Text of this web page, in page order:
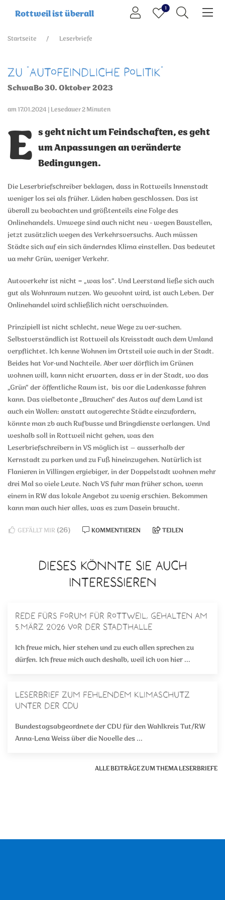
Rottweil ist überall 1
Startseite Leserbriefe
Zu "Autofeindliche Politik"
SchwaBo 30. Oktober 2023
am 17.01.2024 | Lesedauer 2 Minuten
E s geht nicht um Feindschaften, es geht
um Anpassungen an veränderte
Bedingungen.
Die Leserbriefschreiber beklagen, dass in Rottweils Innenstadt
weniger los sei als früher. Läden haben geschlossen. Das ist
überall zu beobachten und größtenteils eine Folge des
Onlinehandels. Umwege sind auch nicht neu - wegen Baustellen,
jetzt zusätzlich wegen des Verkehrsversuchs. Auch müssen
Städte sich auf ein sich änderndes Klima einstellen. Das bedeutet
ua mehr Grün, weniger Verkehr.
Autoverkehr ist nicht = „was los“. Und Leerstand ließe sich auch
gut als Wohnraum nutzen. Wo gewohnt wird, ist auch Leben. Der
Onlinehandel wird schließlich nicht verschwinden.
Prinzipiell ist nicht schlecht, neue Wege zu ver-suchen.
Selbstverständlich ist Rottweil als Kreisstadt auch dem Umland
verpflichtet. Ich kenne Wohnen im Ortsteil wie auch in der Stadt.
Beides hat Vor-und Nachteile. Aber wer dörflich im Grünen
wohnen will, kann nicht erwarten, dass er in der Stadt, wo das
„Grün“ der öffentliche Raum ist, bis vor die Ladenkasse fahren
kann. Das vielbetonte „Brauchen“ des Autos auf dem Land ist
auch ein Wollen: anstatt autogerechte Städte einzufordern,
könnte man zb auch Rufbusse und Bringdienste verlangen. Und
weshalb soll in Rottweil nicht gehen, was den
Leserbriefschreibern in VS möglich ist – ausserhalb der
Kernstadt zu parken und zu Fuß hineinzugehen. Natürlich ist
Flanieren in Villingen ergiebiger, in der Doppelstadt wohnen mehr
drei Mal so viele Leute. Nach VS fuhr man früher schon, wenn
einem in RW das lokale Angebot zu wenig erschien. Bekommen
kann man auch hier alles, was es zum Dasein braucht.
GEFÄLLT MIR (26) KOMMENTIEREN TEILEN
DIESES KÖNNTE SIE AUCH
INTERESSIEREN
Rede fürs Forum für Rottweil, gehalten am
5.März 2026 vor der Stadthalle
Ich freue mich, hier stehen und zu euch allen sprechen zu
dürfen. Ich freue mich auch deshalb, weil ich von hier ...
Leserbrief zum fehlendem Klimaschutz
unter der CDU
Bundestagsabgeordnete der CDU für den Wahlkreis Tut/RW
Anna-Lena Weiss über die Novelle des ...
ALLE BEITRÄGE ZUM THEMA LESERBRIEFE